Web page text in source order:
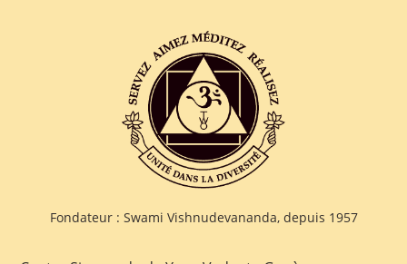
Fondateur : Swami Vishnudevananda, depuis 1957